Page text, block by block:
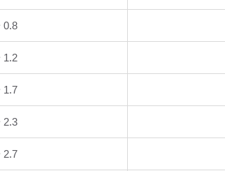
0.8
1.2
1.7
2.3
2.7